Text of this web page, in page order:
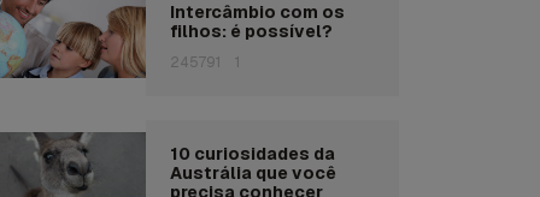
Intercâmbio com os
filhos: é possível?
245791 1
10 curiosidades da
Austrália que você
precisa conhecer